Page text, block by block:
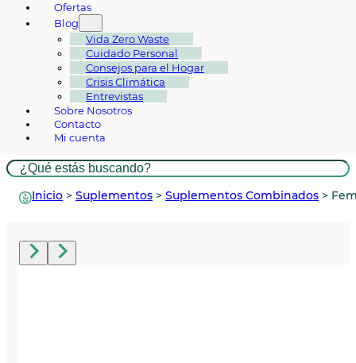
Ofertas
Blog
Vida Zero Waste
Cuidado Personal
Consejos para el Hogar
Crisis Climática
Entrevistas
Sobre Nosotros
Contacto
Mi cuenta
Buscar
Inicio > Suplementos > Suplementos Combinados >